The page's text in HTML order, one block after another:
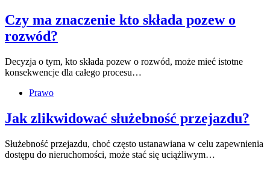
Czy ma znaczenie kto składa pozew o
rozwód?
Decyzja o tym, kto składa pozew o rozwód, może mieć istotne
konsekwencje dla całego procesu…
Prawo
Jak zlikwidować służebność przejazdu?
Służebność przejazdu, choć często ustanawiana w celu zapewnienia
dostępu do nieruchomości, może stać się uciążliwym…